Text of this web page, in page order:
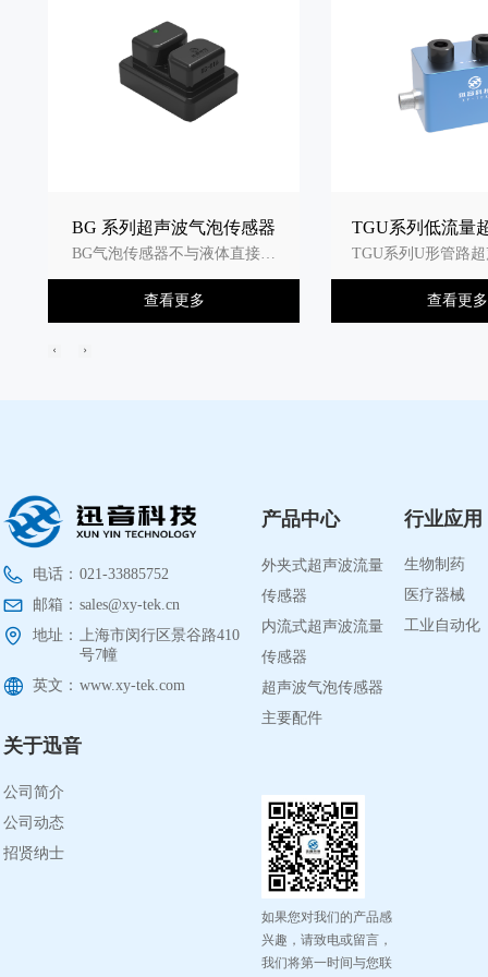
BG 系列超声波气泡传感器
BG气泡传感器不与液体直接接
触，高精度高稳定性，检测精度
不受管路与液体颜色的影响，常
用于医疗器械，生物制药等。
查看更多
TGU系列低流量
传感器
TGU系列U形管路
感器采用NPT螺纹
转换接头接入各
PVC、硅胶、PE
查看更多
넳 넲
电话： 021-33885752
邮箱： sales@xy-tek.cn
地址： 上海市闵行区景谷路410
号7幢
英文： www.xy-tek.com
如果您对我们的产品感
兴趣，请致电或留言，
我们将第一时间与您联
生物制药
医疗器械
工业自动化
行业应用
外夹式超声波流量
传感器
内流式超声波流量
传感器
超声波气泡传感器
主要配件
产品中心
公司简介
公司动态
招贤纳士
关于迅音